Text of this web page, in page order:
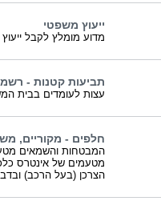
ייעוץ משפטי
מדוע מומלץ לקבל
תביעות קטנות -
עצות לעומדים בבית
חלפים - מקוריים,
המבטחות והשמאים
מטעמים של אינטרס
הצרכן (בעל הרכב)